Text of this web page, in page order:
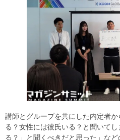
講師とグループを共にした内定者
る？女性には彼氏いる？と聞いて
る？」と聞くべきだと思った」な